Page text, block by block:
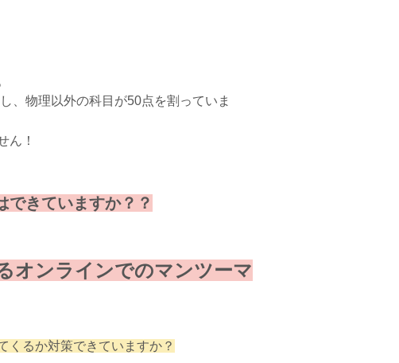
、物理以外の科目が50点を割っていま
ん！
できていますか？？
オンラインでのマンツーマ
くるか対策できていますか？